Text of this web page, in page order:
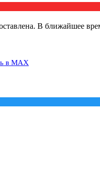
В ближайшее
в МАХ